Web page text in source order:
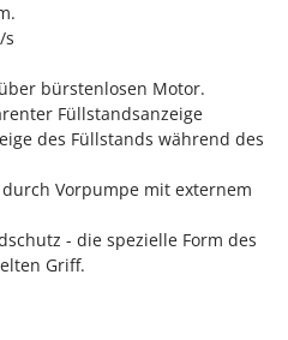
s
bürstenlosen Motor.
Füllstandsanzeige
des Füllstands während des
Vorpumpe mit externem
- die spezielle Form des
Griff.